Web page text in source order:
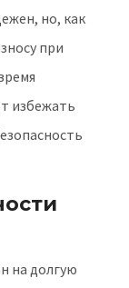
но, как
при
избежать
на долгую